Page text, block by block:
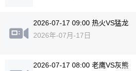
2026-07-17 09:00 热火VS猛龙
2026年-07月-17日
2026-07-17 08:00 老鹰VS灰熊